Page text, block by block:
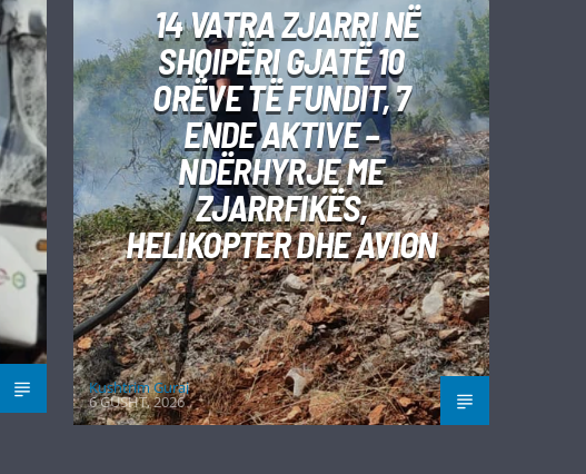
14 VATRA ZJARRI NË
SHQIPËRI GJATË 10
ORËVE TË FUNDIT, 7
ENDE AKTIVE –
NDËRHYRJE ME
ZJARRFIKËS,
HELIKOPTER DHE AVION
Kushtrim Guraj
6 GUSHT, 2026